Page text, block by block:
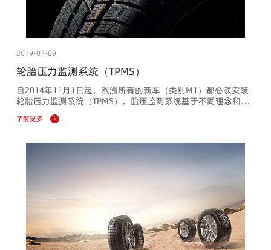
2019-07-09
轮胎压力监测系统（TPMS）
自2014年11月1日起，欧洲所有的新车（类别M1）都必须安装
轮胎压力监测系统（TPMS）。胎压监测系统基于不同理念和传
感器。基本上有两种主要类型的轮胎压力监测系统：直接式胎压
监测系统--气压传感器与气门嘴一体，或附在轮辋上，或安装在
压传感器。通过轮胎滚动周长的变化“间接”测量轮胎气压差。
汽车制造商可选择直接或间接的胎压监测系统。轮胎压力监测系
了解更多